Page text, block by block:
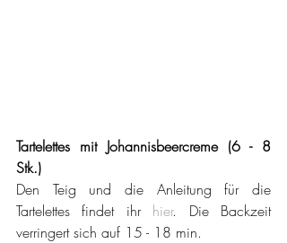
Tartelettes mit Johannisbeercreme (6 - 8
Stk.)
Den Teig und die Anleitung für die
Tartelettes findet ihr hier. Die Backzeit
verringert sich auf 15 - 18 min.